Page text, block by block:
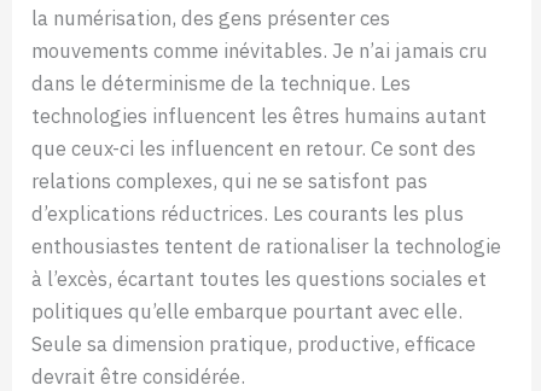
la numérisation, des gens présenter ces
mouvements comme inévitables. Je n’ai jamais cru
dans le déterminisme de la technique. Les
technologies influencent les êtres humains autant
que ceux-ci les influencent en retour. Ce sont des
relations complexes, qui ne se satisfont pas
d’explications réductrices. Les courants les plus
enthousiastes tentent de rationaliser la technologie
à l’excès, écartant toutes les questions sociales et
politiques qu’elle embarque pourtant avec elle.
Seule sa dimension pratique, productive, efficace
devrait être considérée.